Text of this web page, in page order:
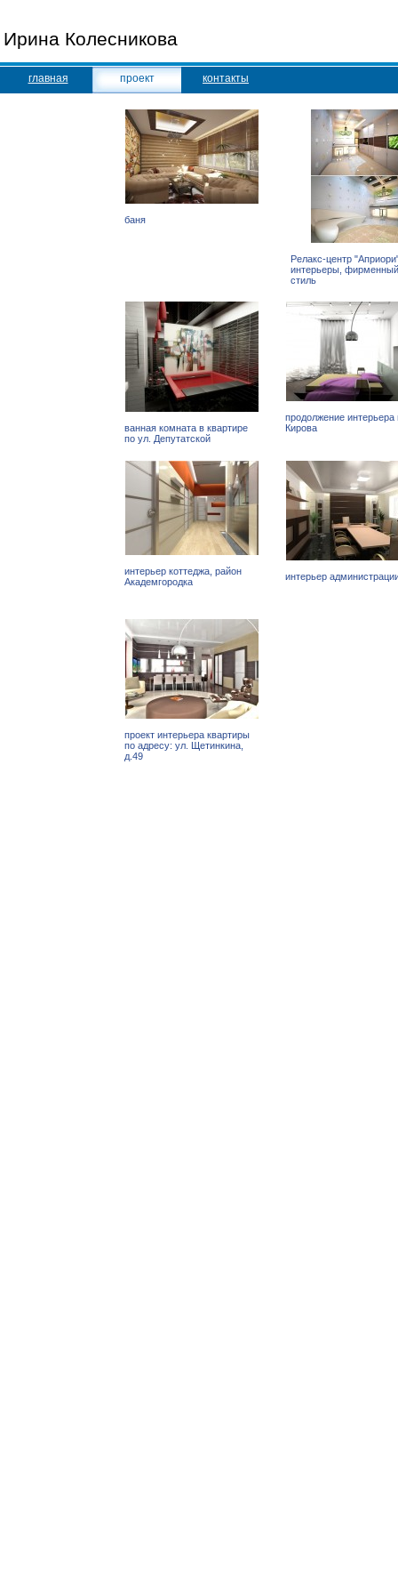
Ирина Колесникова
главная проект контакты
баня
Релакс-центр
интерьеры, фирменный
стиль
ванная комната в квартире
по ул. Депутатской
продолжение интерьера
Кирова
интерьер коттеджа, район
Академгородка
интерьер
проект интерьера квартиры
по адресу: ул. Щетинкина,
д.49